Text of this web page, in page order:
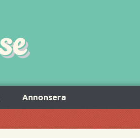
Annonsera